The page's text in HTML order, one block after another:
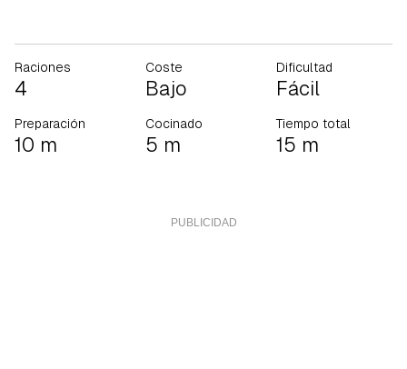
Raciones
4
Coste
Bajo
Dificultad
Fácil
Preparación
10 m
Cocinado
5 m
Tiempo total
15 m